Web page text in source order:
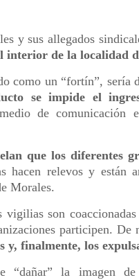
y sus allegados
interior de la localidad
como un “fortín”, sería
se impide el
de comunicación
que los diferentes
hacen relevos y están
Morales.
son
participen.
y, finalmente, los
“dañar” la imagen